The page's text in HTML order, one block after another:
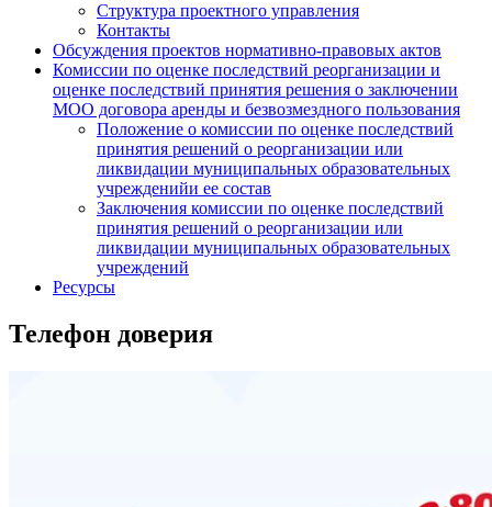
Структура проектного управления
Контакты
Обсуждения проектов нормативно-правовых актов
Комиссии по оценке последствий реорганизации и
оценке последствий принятия решения о заключении
МОО договора аренды и безвозмездного пользования
Положение о комиссии по оценке последствий
принятия решений о реорганизации или
ликвидации муниципальных образовательных
учрежденийи ее состав
Заключения комиссии по оценке последствий
принятия решений о реорганизации или
ликвидации муниципальных образовательных
учреждений
Ресурсы
Телефон доверия